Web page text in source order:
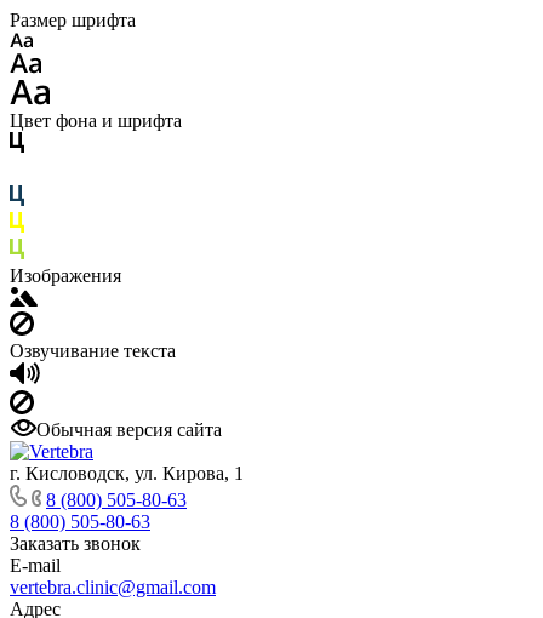
Размер шрифта
Цвет фона и шрифта
Изображения
Озвучивание текста
Обычная версия сайта
г. Кисловодск, ул. Кирова, 1
8 (800) 505-80-63
8 (800) 505-80-63
Заказать звонок
E-mail
vertebra.clinic@gmail.com
Адрес